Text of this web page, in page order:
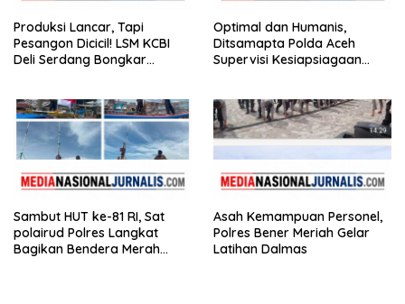
Produksi Lancar, Tapi
Pesangon Dicicil! LSM KCBI
Deli Serdang Bongkar
Optimal dan Humanis,
Ditsamapta Polda Aceh
Supervisi Kesiapsiagaan
Sambut HUT ke-81 RI, Sat
polairud Polres Langkat
Bagikan Bendera Merah
Asah Kemampuan Personel,
Polres Bener Meriah Gelar
Latihan Dalmas